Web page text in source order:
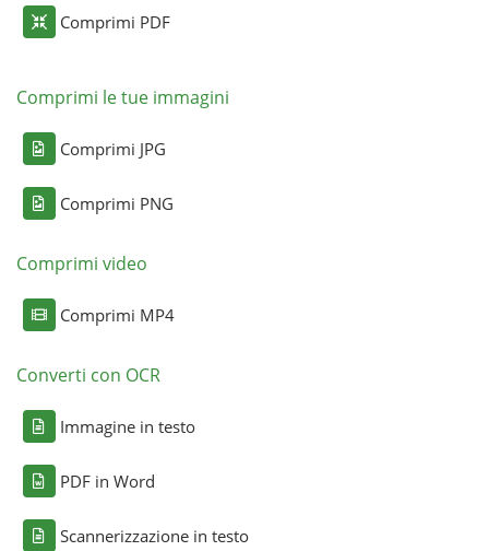
Comprimi PDF
Comprimi le tue immagini
Comprimi JPG
Comprimi PNG
Comprimi video
Comprimi MP4
Converti con OCR
Immagine in testo
PDF in Word
Scannerizzazione in testo